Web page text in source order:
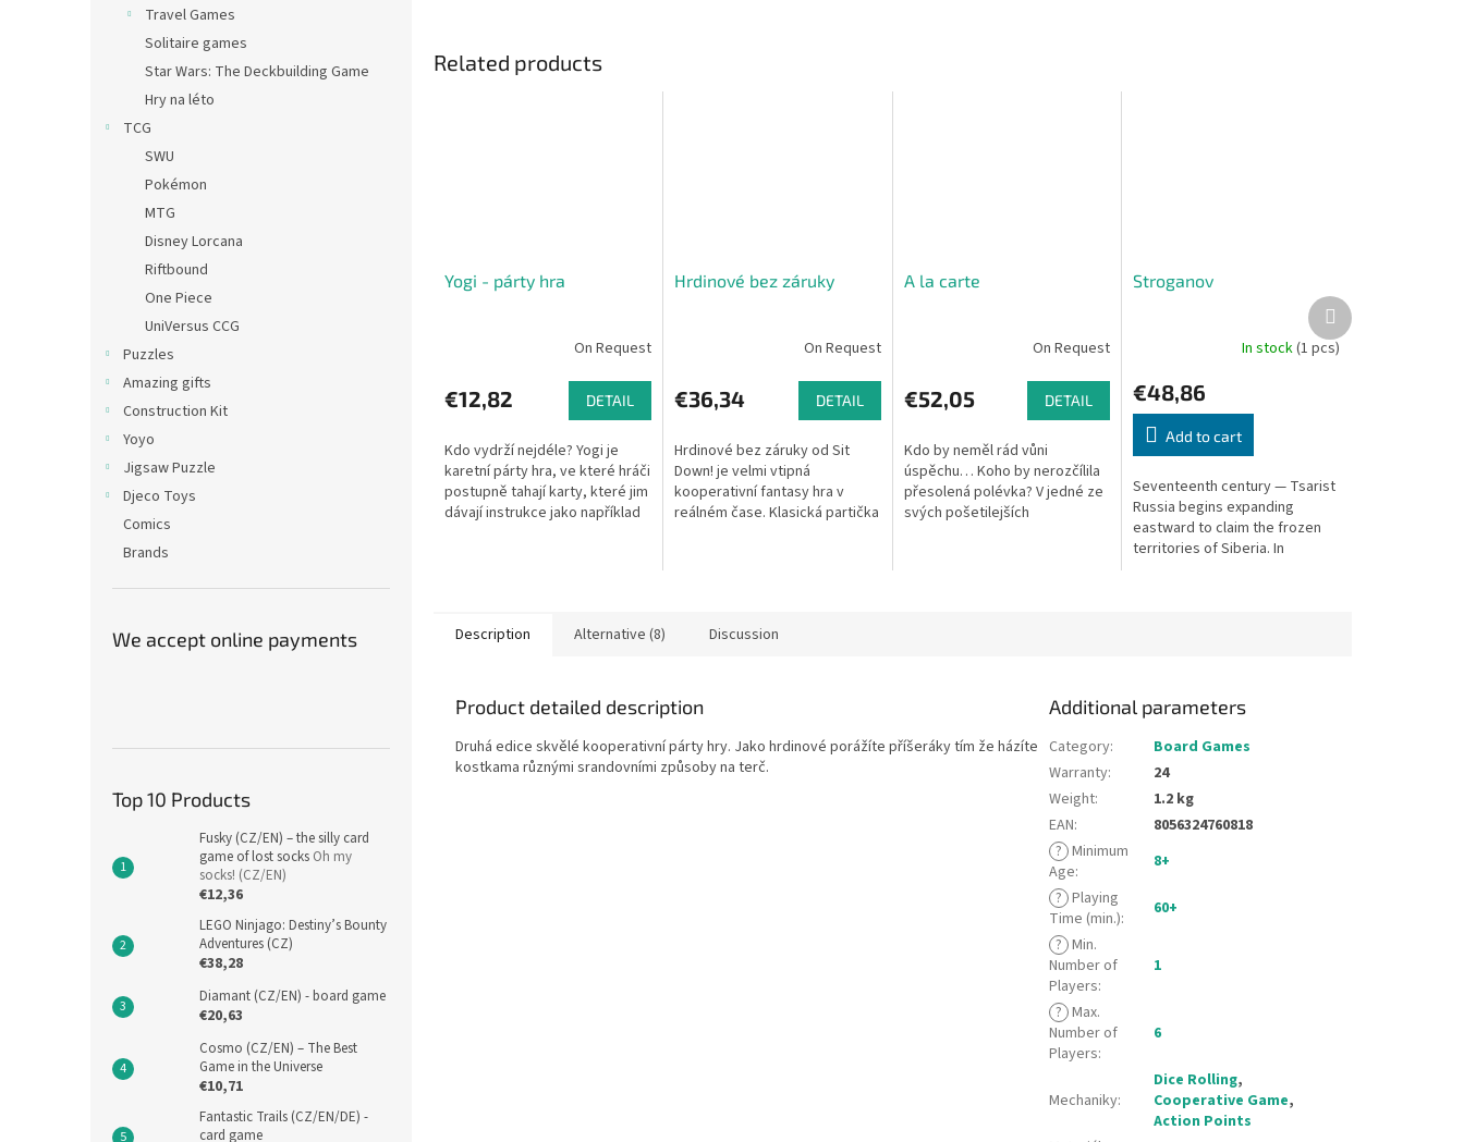
Travel Games
Solitaire games
Star Wars: The Deckbuilding Game
Hry na léto
TCG
SWU
Pokémon
MTG
Disney Lorcana
Riftbound
One Piece
UniVersus CCG
Puzzles
Amazing gifts
Construction Kit
Yoyo
Jigsaw Puzzle
Djeco Toys
Comics
Brands
We accept online payments
Top 10 Products
Fusky (CZ/EN) – the silly card
game of lost socks Oh my
socks! (CZ/EN)
€12,36
LEGO Ninjago: Destiny’s Bounty
Adventures (CZ)
€38,28
Diamant (CZ/EN) - board game
€20,63
Cosmo (CZ/EN) – The Best
Game in the Universe
€10,71
Fantastic Trails (CZ/EN/DE) -
card game
Related products
Yogi - párty hra
On Request
€12,82 DETAIL
Kdo vydrží nejdéle? Yogi je
karetní párty hra, ve které hráči
postupně tahají karty, které jim
dávají instrukce jako například
Hrdinové bez záruky
On Request
€36,34 DETAIL
Hrdinové bez záruky od Sit
Down! je velmi vtipná
kooperativní fantasy hra v
reálném čase. Klasická partička
A la carte
On Request
€52,05 DETAIL
Kdo by neměl rád vůni
úspěchu… Koho by nerozčílila
přesolená polévka? V jedné ze
svých pošetilejších
Stroganov
In stock(1 pcs)
€48,86
Add to cart
Seventeenth century — Tsarist
Russia begins expanding
eastward to claim the frozen
territories of Siberia. In
Next
product
Description Alternative (8) Discussion
Product detailed description
Druhá edice skvělé kooperativní párty hry. Jako hrdinové porážíte příšeráky tím že házíte
kostkama různými srandovními způsoby na terč.
Additional parameters
Category:
Board Games
Warranty:
24
Weight:
1.2 kg
EAN:
8056324760818
? Minimum
Age:
8+
? Playing
Time (min.):
60+
? Min.
Number of
Players:
1
? Max.
Number of
Players:
6
Mechaniky:
Dice Rolling,
Cooperative Game,
Action Points